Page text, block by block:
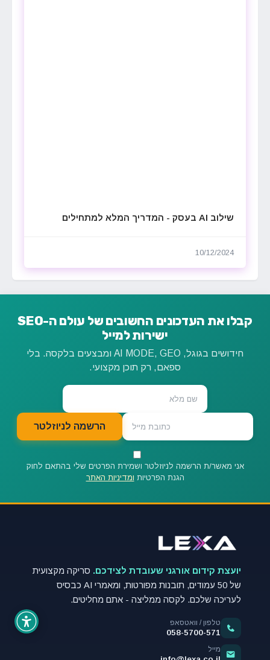
שילוב AI בעסק - המדריך המלא למתחילים
10/12/2024
קבלו את העדכונים החשובים של עולם ה-SEO
ישירות למייל
חידושים בגוגל, AI MODE, GEO ומבצעים בלקסה. בלי
ספאם, רק תוכן מקצועי.
הרשמה לניוזלטר
אני מאשר/ת הרשמה לניוזלטר ושמירת הפרטים שלי בהתאם לחוק
הגנת הפרטיות ומדיניות האתר
יועצת קידום אורגני שעובדת לצידכם. סריקה מקצועית
של 50 עמודים, תובנות מפורטות, ומאמרי AI כבסיס
לעריכה שלכם. לקסה ממליצה - אתם מחליטים.
טלפון / וואטסאפ
058-5700-571
מייל